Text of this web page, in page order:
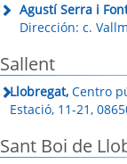
Agustí Serra i
Dirección: c.
Sallent
Llobregat, Centro
Estació, 11-21,
Sant Boi de